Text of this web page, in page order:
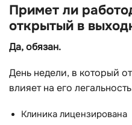
Примет ли
открытый в
Да, обязан.
День недели, в который
влияет на его
Клиника лицензирована